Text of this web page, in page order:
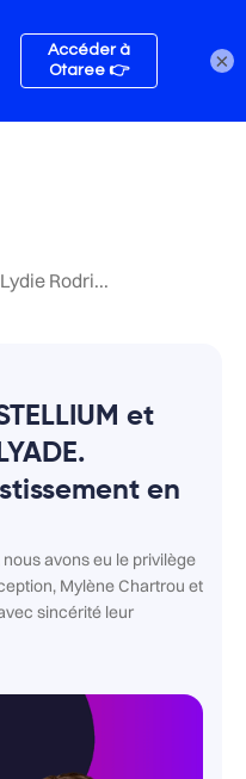
Rodri...
et
en
avons eu le privilège
Mylène Chartrou et
sincérité leur
×